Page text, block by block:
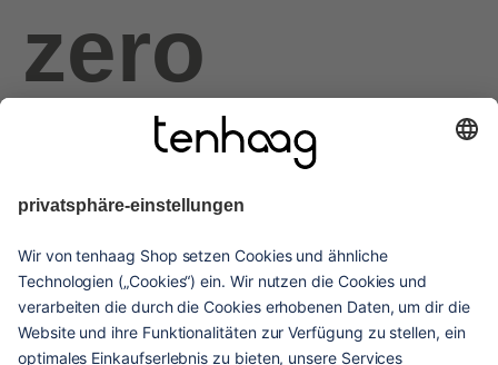
zero
haags
given